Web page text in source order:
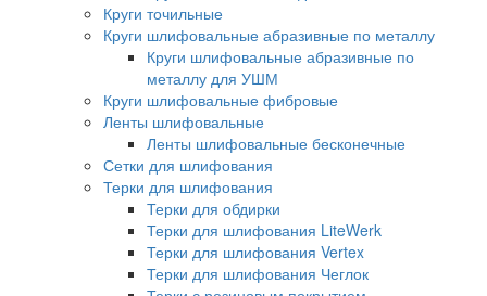
Круги точильные
Круги шлифовальные абразивные по металлу
Круги шлифовальные абразивные по
металлу для УШМ
Круги шлифовальные фибровые
Ленты шлифовальные
Ленты шлифовальные бесконечные
Сетки для шлифования
Терки для шлифования
Терки для обдирки
Терки для шлифования LiteWerk
Терки для шлифования Vertex
Терки для шлифования Чеглок